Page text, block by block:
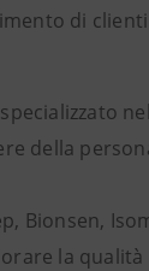
di
della
Bionsen,
la